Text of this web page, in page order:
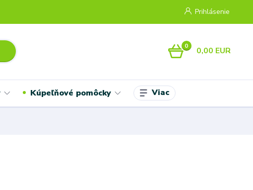
Prihlásenie
0 0,00 EUR
Kúpeľňové pomôcky Viac